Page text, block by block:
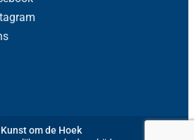
om de Hoek